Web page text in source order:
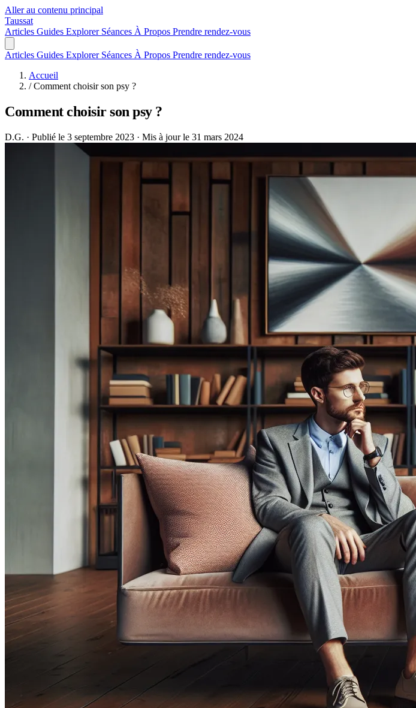
Aller au contenu principal
Taussat
Articles Guides Explorer Séances À Propos Prendre rendez-vous
Articles Guides Explorer Séances À Propos Prendre rendez-vous
Accueil
/ Comment choisir son psy ?
Comment choisir son psy ?
D.G. · Publié le 3 septembre 2023 · Mis à jour le 31 mars 2024